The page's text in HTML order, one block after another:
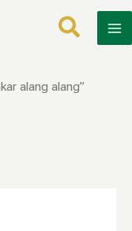
alang alang”